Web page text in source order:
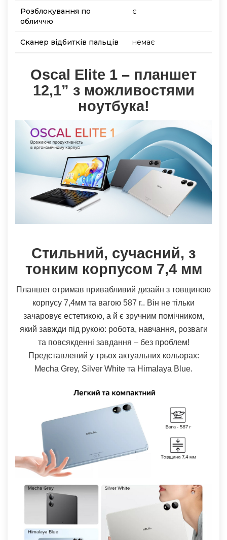
Розблокування по
обличчю
є
Сканер відбитків пальців немає
Oscal Elite 1 – планшет
12,1” з можливостями
ноутбука!
Стильний, сучасний, з
тонким корпусом 7,4 мм
Планшет отримав привабливий дизайн з товщиною
корпусу 7,4мм та вагою 587 г.. Він не тільки
зачаровує естетикою, а й є зручним помічником,
який завжди під рукою: робота, навчання, розваги
та повсякденні завдання – без проблем!
Представлений у трьох актуальних кольорах:
Mecha Grey, Silver White та Himalaya Blue.